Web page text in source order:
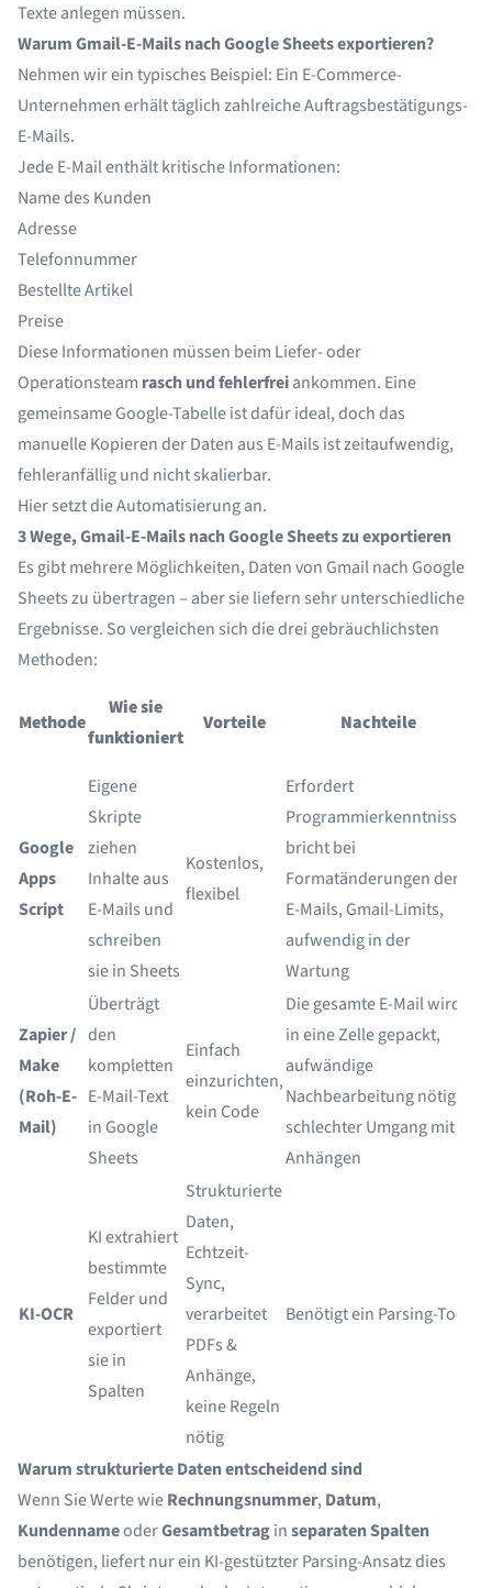
Texte anlegen müssen.
Warum Gmail-E-Mails nach Google Sheets exportieren?
Nehmen wir ein typisches Beispiel: Ein E-Commerce-
Unternehmen erhält täglich zahlreiche Auftragsbestätigungs-
E-Mails.
Jede E-Mail enthält kritische Informationen:
Name des Kunden
Adresse
Telefonnummer
Bestellte Artikel
Preise
Diese Informationen müssen beim Liefer- oder
Operationsteam rasch und fehlerfreiankommen. Eine
gemeinsame Google-Tabelle ist dafür ideal, doch das
manuelle Kopieren der Daten aus E-Mails ist zeitaufwendig,
fehleranfällig und nicht skalierbar.
Hier setzt die Automatisierung an.
3 Wege, Gmail-E-Mails nach Google Sheets zu exportieren
Es gibt mehrere Möglichkeiten, Daten von Gmail nach Google
Sheets zu übertragen – aber sie liefern sehr unterschiedliche
Ergebnisse. So vergleichen sich die drei gebräuchlichsten
Methoden:
Methode
Wie sie
funktioniert
Vorteile Nachteile
Google
Apps
Script
Eigene
Skripte
ziehen
Inhalte aus
E-Mails und
schreiben
sie in Sheets
Kostenlos,
flexibel
Erfordert
Programmierkenntnisse,
bricht bei
Formatänderungen der
E-Mails, Gmail-Limits,
aufwendig in der
Wartung
Zapier /
Make
(Roh-E-
Mail)
Überträgt
den
kompletten
E-Mail-Text
in Google
Sheets
Einfach
einzurichten,
kein Code
Die gesamte E-Mail wird
in eine Zelle gepackt,
aufwändige
Nachbearbeitung nötig,
schlechter Umgang mit
Anhängen
KI-OCR
KI extrahiert
bestimmte
Felder und
exportiert
sie in
Spalten
Strukturierte
Daten,
Echtzeit-
Sync,
verarbeitet
PDFs &
Anhänge,
keine Regeln
nötig
Benötigt ein Parsing-Tool
Warum strukturierte Daten entscheidend sind
Wenn Sie Werte wieRechnungsnummer, Datum,
KundennameoderGesamtbetraginseparaten Spalten
benötigen, liefert nur ein KI-gestützter Parsing-Ansatz dies